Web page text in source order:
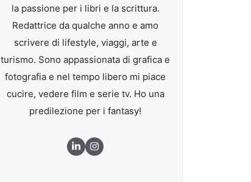
la passione per i libri e la scrittura.
Redattrice da qualche anno e amo
scrivere di lifestyle, viaggi, arte e
turismo. Sono appassionata di grafica e
fotografia e nel tempo libero mi piace
cucire, vedere film e serie tv. Ho una
predilezione per i fantasy!